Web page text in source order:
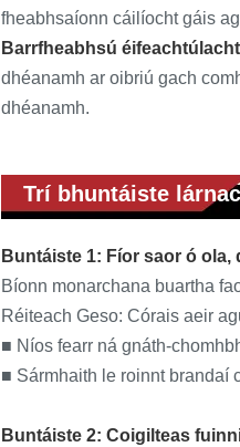
fheabhsaíonn cáilíocht gáis
Barrfheabhsú
dhéanamh ar oibriú gach
dhéanamh.
Trí bhuntáiste
Buntáiste 1: Fíor saor ó
Bíonn monarchana buartha
Réiteach Geso: Córais aeir
■ Níos fearr ná gnáth-
■ Sármhaith le roinnt brandaí
Buntáiste 2: Coigilteas